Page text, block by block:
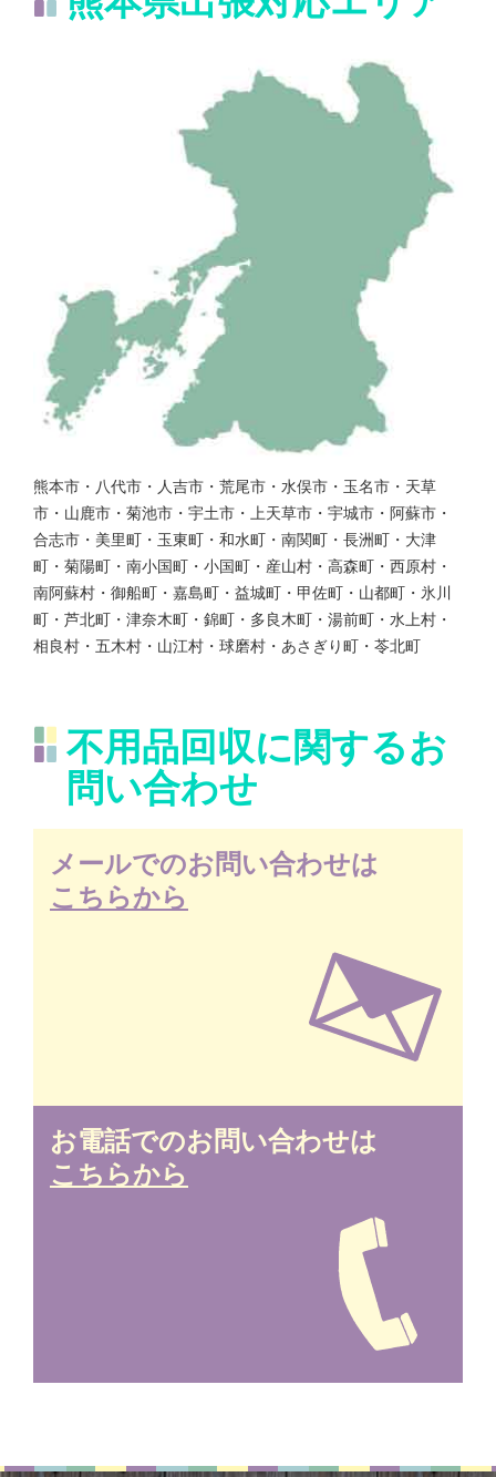
熊本市・八代市・人吉市・荒尾市・水俣市・玉名市・天草
市・山鹿市・菊池市・宇土市・上天草市・宇城市・阿蘇市・
合志市・美里町・玉東町・和水町・南関町・長洲町・大津
町・菊陽町・南小国町・小国町・産山村・高森町・西原村・
南阿蘇村・御船町・嘉島町・益城町・甲佐町・山都町・氷川
町・芦北町・津奈木町・錦町・多良木町・湯前町・水上村・
相良村・五木村・山江村・球磨村・あさぎり町・苓北町
不用品回収に関するお
問い合わせ
メールでのお問い合わせは
こちらから
お電話でのお問い合わせは
こちらから